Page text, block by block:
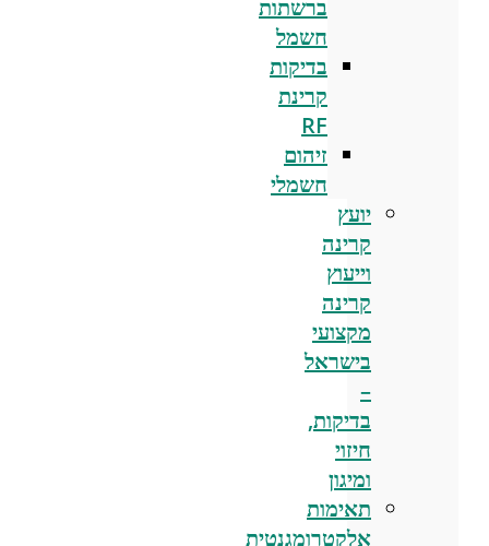
ברשתות
חשמל
בדיקות
קרינת
RF
זיהום
חשמלי
יועץ
קרינה
וייעוץ
קרינה
מקצועי
בישראל
–
בדיקות,
חיזוי
ומיגון
תאימות
אלקטרומגנטית